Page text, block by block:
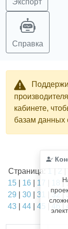
Экспорт
Справка
кабинете,
базам данных
Страница: 1 | 2 |
15
16 17 |
29
30 31 |32|
43
44 45